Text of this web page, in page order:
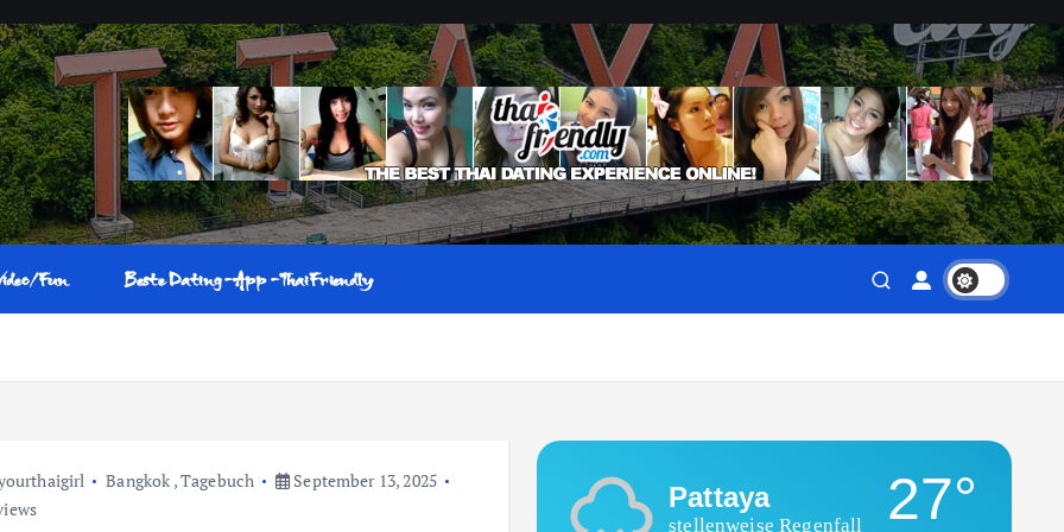
Fun Beste Dating-App-ThaiFriendly
Bangkok ,Tagebuch
September 13, 2025
Pattaya
stellenweise Regenfall 27°